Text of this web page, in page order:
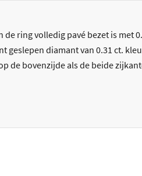
ring volledig pavé bezet is met
geslepen diamant van 0.31 ct.
de bovenzijde als de beide